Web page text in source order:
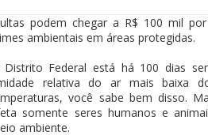
podem chegar a R$ 100 mil
ambientais em áreas protegidas.
Distrito Federal está há 100 dias
relativa do ar mais baixa
você sabe bem disso.
somente seres humanos e
ambiente.